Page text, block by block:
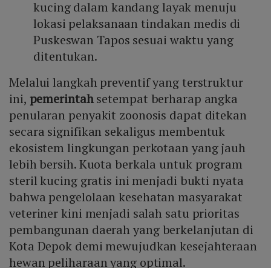
kucing dalam kandang layak menuju
lokasi pelaksanaan tindakan medis di
Puskeswan Tapos sesuai waktu yang
ditentukan.
Melalui langkah preventif yang terstruktur
ini, pemerintahsetempat berharap angka
penularan penyakit zoonosis dapat ditekan
secara signifikan sekaligus membentuk
ekosistem lingkungan perkotaan yang jauh
lebih bersih. Kuota berkala untuk program
steril kucing gratis ini menjadi bukti nyata
bahwa pengelolaan kesehatan masyarakat
veteriner kini menjadi salah satu prioritas
pembangunan daerah yang berkelanjutan di
Kota Depok demi mewujudkan kesejahteraan
hewan peliharaan yang optimal.